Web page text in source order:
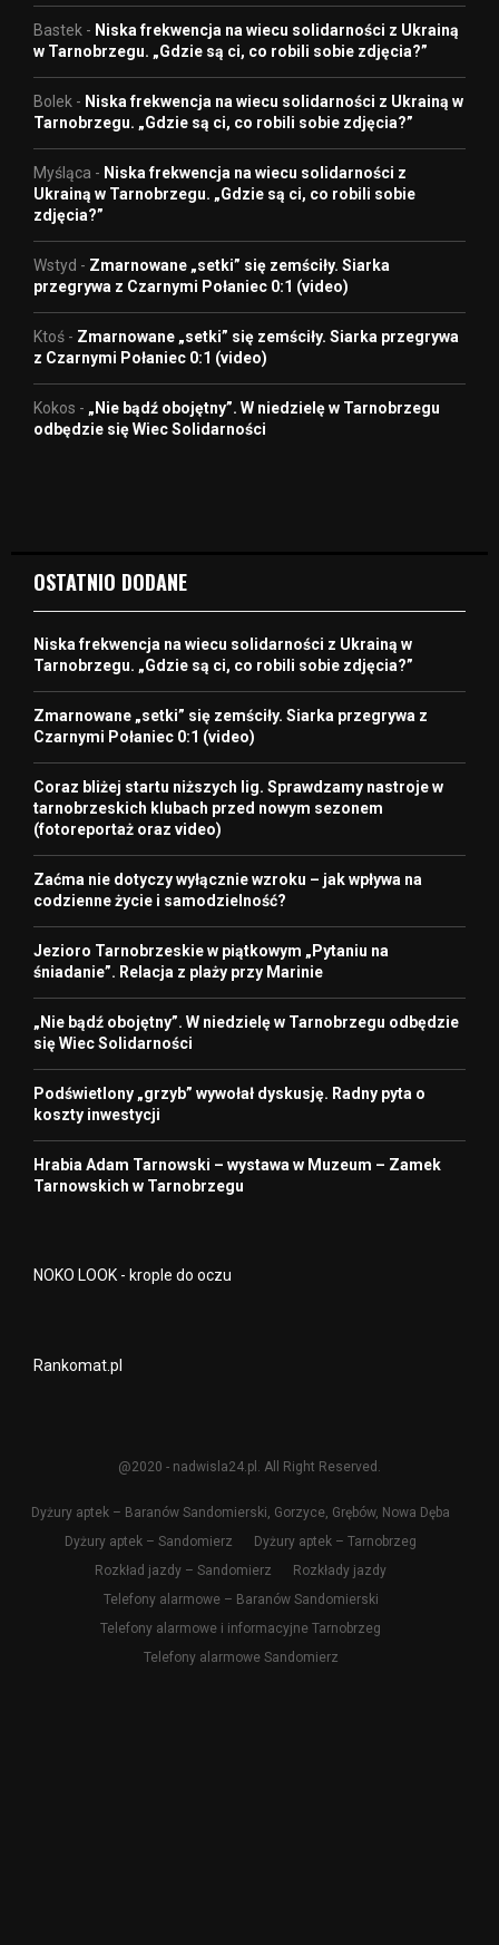
Bastek - Niska frekwencja na wiecu solidarności z Ukrainą
w Tarnobrzegu. „Gdzie są ci, co robili sobie zdjęcia?”
Bolek - Niska frekwencja na wiecu solidarności z Ukrainą w
Tarnobrzegu. „Gdzie są ci, co robili sobie zdjęcia?”
Myśląca - Niska frekwencja na wiecu solidarności z
Ukrainą w Tarnobrzegu. „Gdzie są ci, co robili sobie
zdjęcia?”
Wstyd - Zmarnowane „setki” się zemściły. Siarka
przegrywa z Czarnymi Połaniec 0:1 (video)
Ktoś - Zmarnowane „setki” się zemściły. Siarka przegrywa
z Czarnymi Połaniec 0:1 (video)
Kokos - „Nie bądź obojętny”. W niedzielę w Tarnobrzegu
odbędzie się Wiec Solidarności
OSTATNIO DODANE
Niska frekwencja na wiecu solidarności z Ukrainą w
Tarnobrzegu. „Gdzie są ci, co robili sobie zdjęcia?”
Zmarnowane „setki” się zemściły. Siarka przegrywa z
Czarnymi Połaniec 0:1 (video)
Coraz bliżej startu niższych lig. Sprawdzamy nastroje w
tarnobrzeskich klubach przed nowym sezonem
(fotoreportaż oraz video)
Zaćma nie dotyczy wyłącznie wzroku – jak wpływa na
codzienne życie i samodzielność?
Jezioro Tarnobrzeskie w piątkowym „Pytaniu na
śniadanie”. Relacja z plaży przy Marinie
„Nie bądź obojętny”. W niedzielę w Tarnobrzegu odbędzie
się Wiec Solidarności
Podświetlony „grzyb” wywołał dyskusję. Radny pyta o
koszty inwestycji
Hrabia Adam Tarnowski – wystawa w Muzeum – Zamek
Tarnowskich w Tarnobrzegu
NOKO LOOK - krople do oczu
Rankomat.pl
@2020 - nadwisla24.pl. All Right Reserved.
Dyżury aptek – Baranów Sandomierski, Gorzyce, Grębów, Nowa Dęba
Dyżury aptek – Sandomierz
Dyżury aptek – Tarnobrzeg
Rozkład jazdy – Sandomierz
Rozkłady jazdy
Telefony alarmowe – Baranów Sandomierski
Telefony alarmowe i informacyjne Tarnobrzeg
Telefony alarmowe Sandomierz